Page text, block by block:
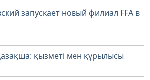
запускает новый филиал FFA в
қызметі мен құрылысы